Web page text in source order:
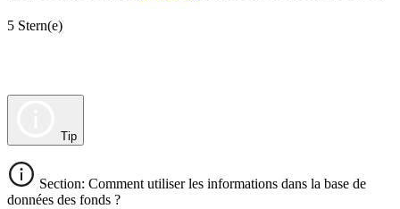
5 Stern(e)
Tip
Section: Comment utiliser les informations dans la base de
données des fonds ?